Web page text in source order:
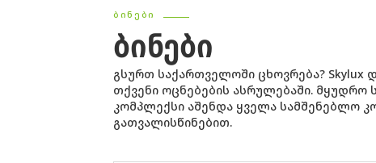
ᲑᲘᲜᲔᲑᲘ
ᲑᲘᲜᲔᲑᲘ
გსურთ საქართველოში ცხოვრება? Skylux
თქვენი ოცნებების ასრულებაში. მყუდრო
კომპლექსი აშენდა ყველა სამშენებლო
გათვალისწინებით.